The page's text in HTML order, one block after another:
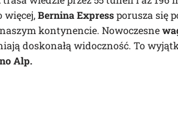
więcej,Bernina Expressporusza się
kontynencie. Nowoczesne
doskonałą widoczność. To
Alp.